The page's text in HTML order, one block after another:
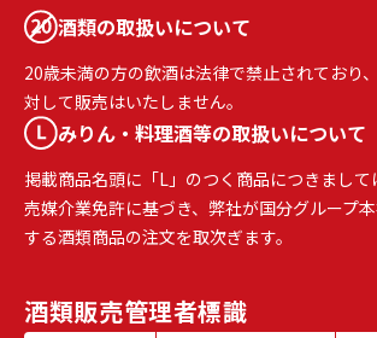
酒類の取扱いについて
20歳未満の方の飲酒は法律で禁止されており
対して販売はいたしません。
みりん・料理酒等の取扱いについて
掲載商品名頭に「L」のつく商品につきまし
売媒介業免許に基づき、弊社が国分グループ
する酒類商品の注文を取次ぎます。
酒類販売管理者標識